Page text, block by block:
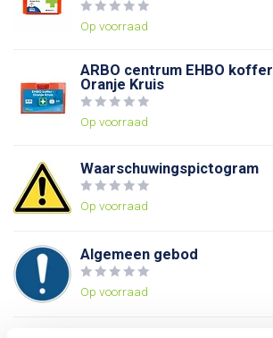
Op voorraad
ARBO centrum EHBO koffer
Oranje Kruis
Op voorraad
Waarschuwingspictogram
Op voorraad
Algemeen gebod
Op voorraad